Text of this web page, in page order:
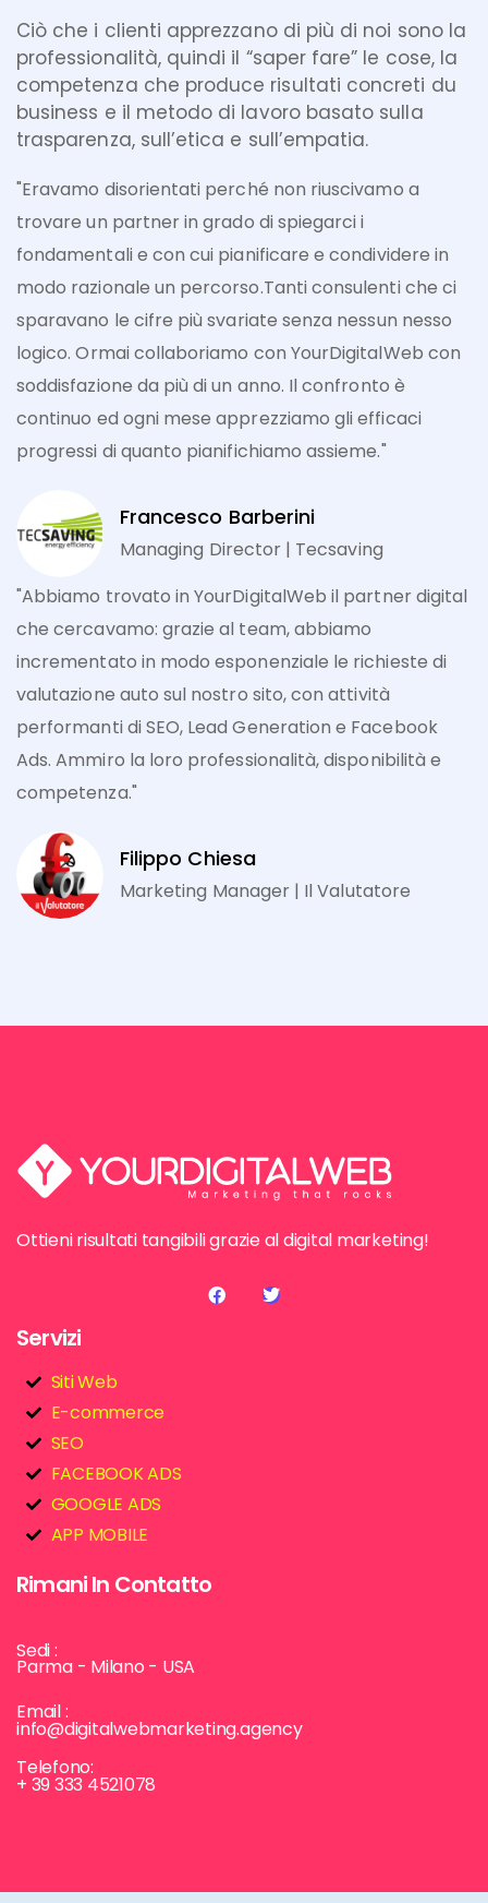
Ciò che i clienti apprezzano di più di noi sono la
professionalità, quindi il “saper fare” le cose, la
competenza che produce risultati concreti du
business e il metodo di lavoro basato sulla
trasparenza, sull’etica e sull’empatia.
"Eravamo disorientati perché non riuscivamo a
trovare un partner in grado di spiegarci i
fondamentali e con cui pianificare e condividere in
modo razionale un percorso.Tanti consulenti che ci
sparavano le cifre più svariate senza nessun nesso
logico. Ormai collaboriamo con YourDigitalWeb con
soddisfazione da più di un anno. Il confronto è
continuo ed ogni mese apprezziamo gli efficaci
progressi di quanto pianifichiamo assieme."
Francesco Barberini
Managing Director | Tecsaving
"Abbiamo trovato in YourDigitalWeb il partner digital
che cercavamo: grazie al team, abbiamo
incrementato in modo esponenziale le richieste di
valutazione auto sul nostro sito, con attività
performanti di SEO, Lead Generation e Facebook
Ads. Ammiro la loro professionalità, disponibilità e
competenza."
Filippo Chiesa
Marketing Manager | Il Valutatore
Ottieni risultati tangibili grazie al digital marketing!
Servizi
Siti Web
E-commerce
SEO
FACEBOOK ADS
GOOGLE ADS
APP MOBILE
Rimani In Contatto
Sedi :
Parma - Milano - USA
Email :
info@digitalwebmarketing.agency
Telefono:
+ 39 333 4521078